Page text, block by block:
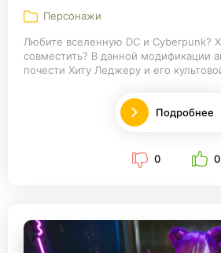
Персонажи
Любите вселенную DC и Cyberpunk?
совместить? В данной модификации
почести Хиту Леджеру и его
Подробнее
0 0